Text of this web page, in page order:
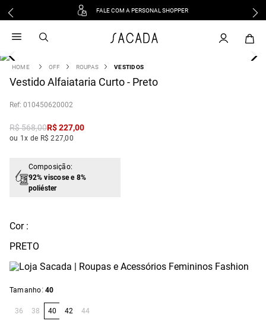
FALE COM A PERSONAL SHOPPER
OFF ROUPAS VESTIDOS
Vestido Alfaiataria Curto - Preto
: 010450620002
R$568,00R$227,00
ou 1x de R$ 227,00
Composição:
92% viscose e 8%
poliéster
Cor :
PRETO
Tamanho: 40
36 38 40 42 44
vestido
3 º blusa
º vestido longo
º macacão
jeans
º vestido curto